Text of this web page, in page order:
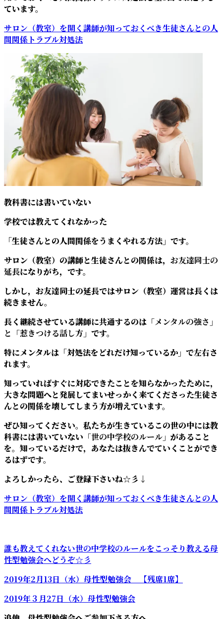
ています。
サロン（教室）を開く講師が知っておくべき生徒さんとの人
間関係トラブル対処法
教科書には書いていない
学校では教えてくれなかった
「生徒さんとの人間関係をうまくやれる方法」です。
サロン（教室）の講師と生徒さんとの関係は， お友達同士の
延長になりがち，です。
しかし，お友達同士の延長ではサロン（教室）運営は長くは
続きません。
長く継続させている講師に共通するのは 「メンタルの強さ」
と「惹きつける話し方」 です。
特にメンタルは「対処法をどれだけ知っているか」で左右さ
れます。
知っていればすぐに対応できたことを知らなかったために，
大きな問題へと発展してまいせっかく来てくださった生徒さ
んとの関係を壊してしまう方が増えています。
ぜひ知ってください。私たちが生きているこの世の中には教
科書には書いていない 「世の中学校のルール」 があること
を。知っているだけで，あなたは抜きんでていくことができ
るはずです。
よろしかったら、ご登録下さいね☆彡↓
サロン（教室）を開く講師が知っておくべき生徒さんとの人
間関係トラブル対処法
誰も教えてくれない世の中学校のルールをこっそり教える母
性型勉強会へどうぞ☆彡
2019年2月13日（水）母性型勉強会 【残席1席】
2019年３月27日（水）母性型勉強会